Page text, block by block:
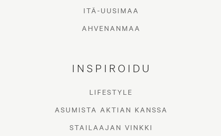
ITÄ-UUSIMAA
AHVENANMAA
INSPIROIDU
LIFESTYLE
ASUMISTA AKTIAN KANSSA
STAILAAJAN VINKKI